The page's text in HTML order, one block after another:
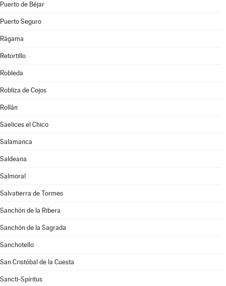
Puerto de Béjar
Puerto Seguro
Rágama
Retortillo
Robleda
Robliza de Cojos
Rollán
Saelices el Chico
Salamanca
Saldeana
Salmoral
Salvatierra de Tormes
Sanchón de la Ribera
Sanchón de la Sagrada
Sanchotello
San Cristóbal de la Cuesta
Sancti-Spíritus